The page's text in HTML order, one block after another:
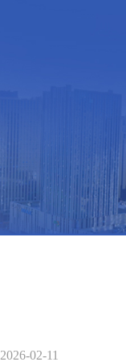
2026-02-11